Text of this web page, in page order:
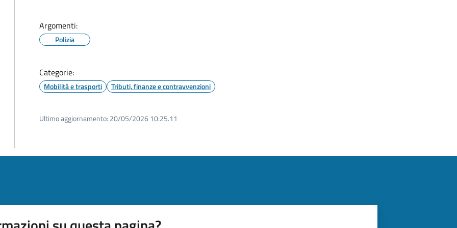
Argomenti:
Polizia
Categorie:
Mobilità e trasporti Tributi, finanze e contravvenzioni
Ultimo aggiornamento: 20/05/2026 10:25.11